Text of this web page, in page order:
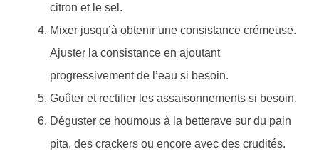
citron et le sel.
Mixer jusqu’à obtenir une consistance crémeuse.
Ajuster la consistance en ajoutant
progressivement de l’eau si besoin.
Goûter et rectifier les assaisonnements si besoin.
Déguster ce houmous à la betterave sur du pain
pita, des crackers ou encore avec des crudités.